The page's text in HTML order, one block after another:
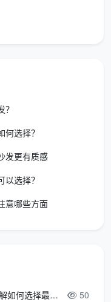
清除及五金件抛光
轨道除尘、内外侧防
选择？
发更有质感
选择？
意哪些方面
日常保洁和深度保洁的区别：详解如何选择最适合的清洁服务 50